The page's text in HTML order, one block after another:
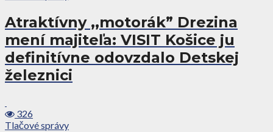
Atraktívny ,,motorák” Drezina
mení majiteľa: VISIT Košice ju
definitívne odovzdalo Detskej
železnici
326
Tlačové správy